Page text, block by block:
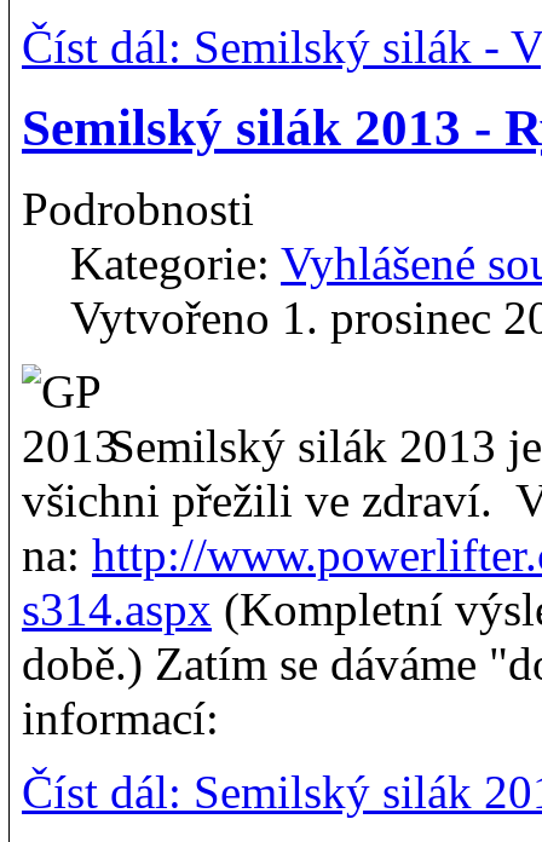
Číst dál: Semilský silák -
Semilský silák 2013 -
Podrobnosti
Kategorie: Vyhlášené
Vytvořeno 1. prosinec
Semilský silák 2013
všichni přežili ve zdraví.
na: http://
s314.aspx (Kompletní
době.) Zatím se dáváme
informací:
Číst dál: Semilský silák